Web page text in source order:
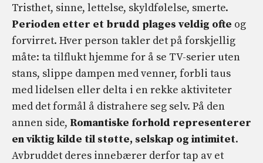
Tristhet, sinne, lettelse, skyldfølelse, smerte.
Perioden etter et brudd plages veldig ofte og
forvirret. Hver person takler det på forskjellig
måte: ta tilflukt hjemme for å se TV-serier uten
stans, slippe dampen med venner, forbli taus
med lidelsen eller delta i en rekke aktiviteter
med det formål å distrahere seg selv. På den
annen side, Romantiske forhold representerer
en viktig kilde til støtte, selskap og intimitet.
Avbruddet deres innebærer derfor tap av et